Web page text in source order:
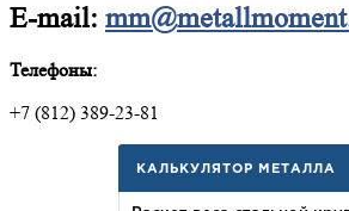
E-mail:
Телефоны:
+7 (812) 389-23-81